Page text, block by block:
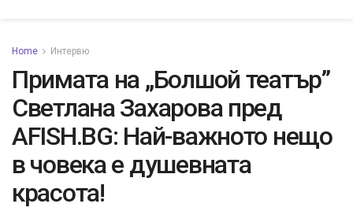
Home Интервю
Примата на „Болшой театър”
Светлана Захарова пред
AFISH.BG: Най-важното нещо
в човека е душевната
красота!